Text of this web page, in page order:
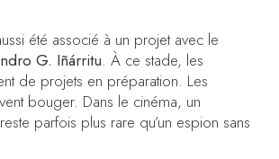
été associé à un projet avec le
G. Iñárritu. À ce stade, les
de projets en préparation. Les
bouger. Dans le cinéma, un
parfois plus rare qu’un espion sans